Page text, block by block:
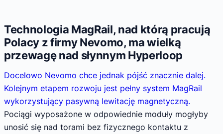
Technologia MagRail, nad którą pracują
Polacy z firmy Nevomo, ma wielką
przewagę nad słynnym Hyperloop
Docelowo Nevomo chce jednak pójść znacznie dalej.
Kolejnym etapem rozwoju jest pełny system MagRail
wykorzystujący pasywną lewitację magnetyczną.
Pociągi wyposażone w odpowiednie moduły mogłyby
unosić się nad torami bez fizycznego kontaktu z